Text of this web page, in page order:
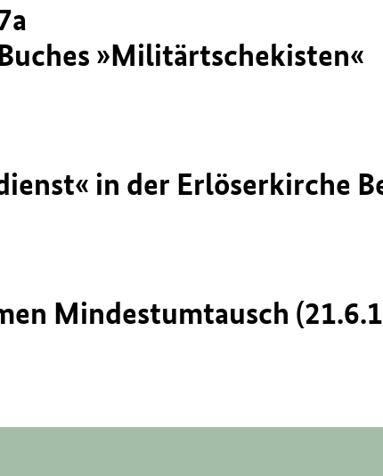
»Militärtschekisten«
in der Erlöserkirche
Mindestumtausch